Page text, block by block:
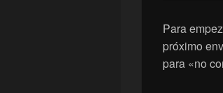
Para
próximo
para «no